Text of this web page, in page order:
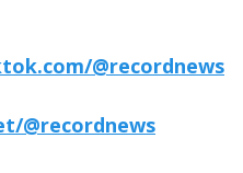
@recordnews
@recordnews